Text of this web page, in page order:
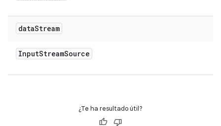
dataStream
InputStreamSource
¿Te ha resultado útil?